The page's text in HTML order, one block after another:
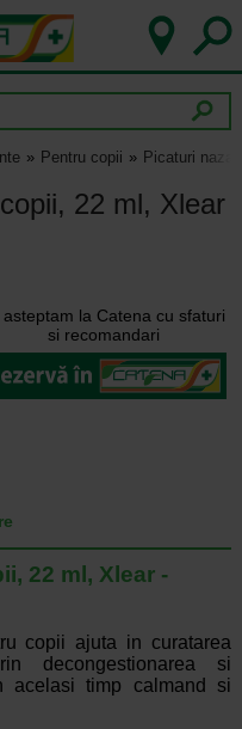
Pentru copii Picaturi
22 ml, Xlear
asteptam la Catena cu sfaturi
si recomandari
22 ml, Xlear -
copii ajuta in curatarea
decongestionarea si
acelasi timp calmand si